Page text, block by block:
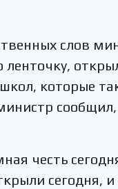
слов
ленточку,
которые
честь
сегодня,